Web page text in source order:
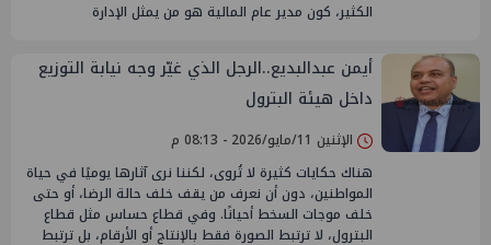
الكثير، كون مدير عام المالية هو من يمثل الإدارة
أيمن عبدالبديع..الرجل الذي غيّر وجه نيابة التوزيع
داخل هيئة البترول
الإثنين 11/مايو/2026 - 08:13 م
هناك حكايات كثيرة لا تُروى، لكننا نرى آثارها يوميًا في حياة
المواطنين، دون أن نعرف من يقف خلف حالة الرضا، أو حتى
خلف موجات السخط أحيانًا. وفي قطاع حساس مثل قطاع
البترول، لا ترتبط الصورة فقط بالإنتاج أو الأرقام، بل ترتبط